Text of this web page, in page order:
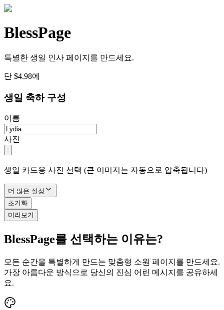
BlessPage
특별한 생일 인사 페이지를 만드세요.
단 $4.98에
생일 축하 구성
이름
사진
생일 카드용 사진 선택 (큰 이미지는 자동으로 압축됩니다)
더 많은 설정
초기화
미리보기
BlessPage를 선택하는 이유는?
모든 순간을 특별하게 만드는 맞춤형 소원 페이지를 만드세요.
가장 아름다운 방식으로 당신의 진심 어린 메시지를 공유하세
요.